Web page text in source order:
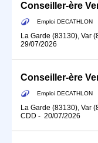
Emploi DECATHLON
La Garde (83130), Var
29/07/2026
Emploi DECATHLON
La Garde (83130), Var
CDD - 20/07/2026